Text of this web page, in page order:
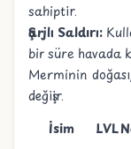
sahiptir.
Şarjlı Saldırı:
bir süre havada
Merminin
değişir.
İsim
LVL